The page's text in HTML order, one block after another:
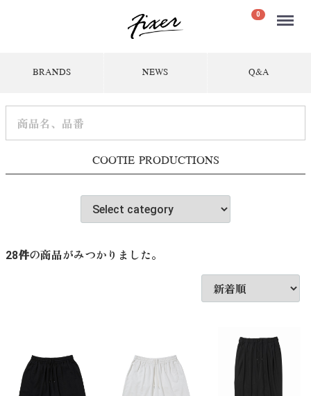
0 Menu
BRANDS NEWS Q&A
COOTIE PRODUCTIONS
28件の商品がみつかりました。